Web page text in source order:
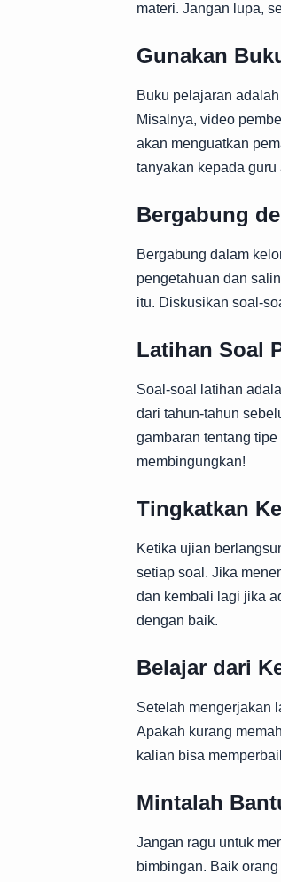
materi. Jangan lupa,
Gunakan
Buku pelajaran
Misalnya, video
akan menguatkan
tanyakan kepada guru
Bergabung
Bergabung dalam
pengetahuan dan
itu. Diskusikan soal-
Latihan Soal
Soal-soal latihan
dari tahun-tahun
gambaran tentang
membingungkan!
Tingkatkan
Ketika ujian
setiap soal. Jika
dan kembali lagi jika
dengan baik.
Belajar dari
Setelah mengerjakan
Apakah kurang
kalian bisa
Mintalah
Jangan ragu untuk
bimbingan. Baik